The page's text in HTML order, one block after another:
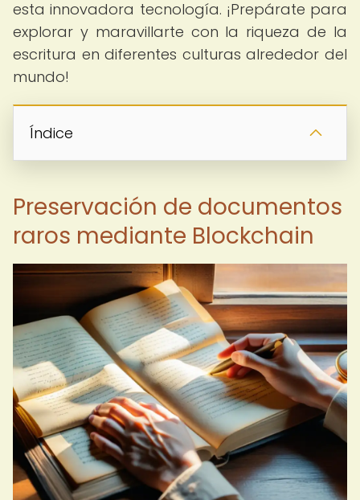
esta innovadora tecnología. ¡Prepárate para
explorar y maravillarte con la riqueza de la
escritura en diferentes culturas alrededor del
mundo!
Índice
Preservación de documentos
raros mediante Blockchain